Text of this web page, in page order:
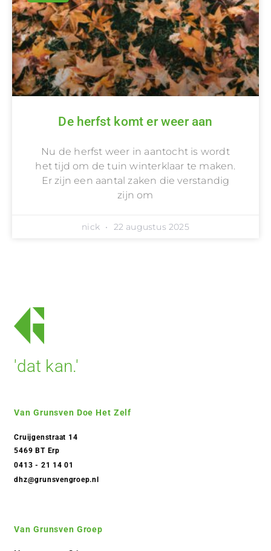
De herfst komt er weer aan
Nu de herfst weer in aantocht is wordt
het tijd om de tuin winterklaar te maken.
Er zijn een aantal zaken die verstandig
zijn om
nick 22 augustus 2025
'dat kan.'
Van Grunsven Doe Het Zelf
Cruijgenstraat 14
5469 BT Erp
0413 - 21 14 01
dhz@grunsvengroep.nl
Van Grunsven Groep